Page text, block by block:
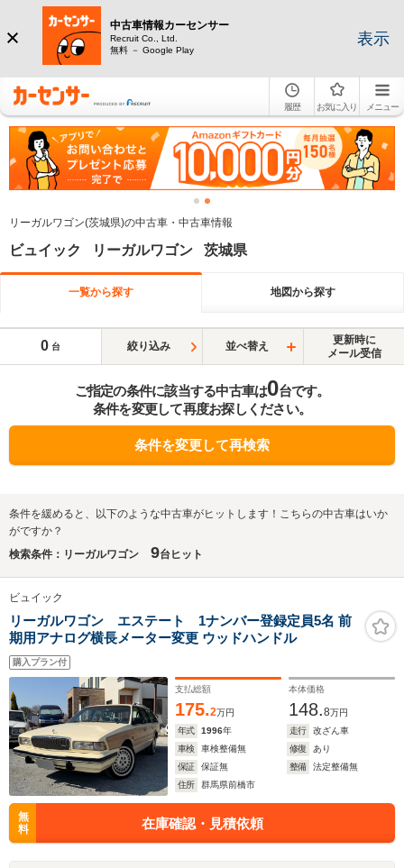
中古車情報カーセンサー
Recruit Co., Ltd.
無料 － Google Play
表示
履歴 お気に入り メニュー
リーガルワゴン(茨城県)の中古車・中古車情報
ビュイック リーガルワゴン 茨城県
一覧から探す 地図から探す
0 台 絞り込み 並べ替え
更新時に
メール受信
ご指定の条件に該当する中古車は0台です。
条件を変更して再度お探しください。
条件を変更して再検索
条件を緩めると、以下のような中古車がヒットします！こちらの中古車はいか
がですか？
検索条件：リーガルワゴン
9台ヒット
ビュイック
リーガルワゴン エステート 1ナンバー登録定員5名 前
期用アナログ横長メーター変更 ウッドハンドル
購入プラン付
支払総額
175.2万円
本体価格
148.8万円
年式
1996年 走行
改ざん車
車検
車検整備無 修復
あり
保証
保証無 整備
法定整備無
住所
群馬県前橋市
無
料
在庫確認・見積依頼